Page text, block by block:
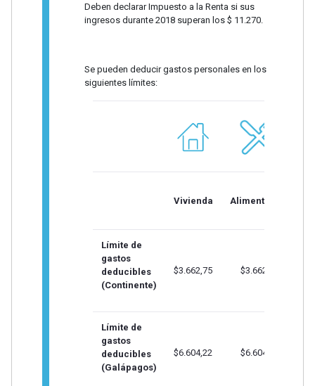
Deben declarar Impuesto a la Renta si sus
ingresos durante 2018 superan los $ 11.270.
Se pueden deducir gastos personales en los
siguientes límites:
Vivienda Alimentación
Límite de
gastos
deducibles
(Continente)
$3.662,75 $3.662,75
Límite de
gastos
deducibles
(Galápagos)
$6.604,22 $6.604,22